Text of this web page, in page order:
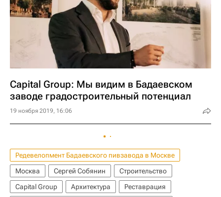
Capital Group: Мы видим в Бадаевском
заводе градостроительный потенциал
19 ноября 2019, 16:06
Редевелопмент Бадаевского пивзавода в Москве
Москва
Сергей Собянин
Строительство
Capital Group
Архитектура
Реставрация